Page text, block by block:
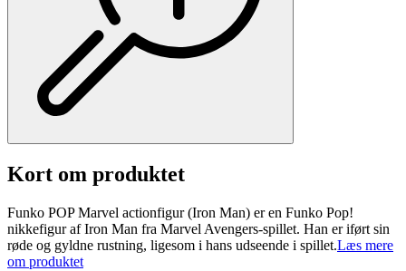
Kort om produktet
Funko POP Marvel actionfigur (Iron Man) er en Funko Pop!
nikkefigur af Iron Man fra Marvel Avengers-spillet. Han er iført sin
røde og gyldne rustning, ligesom i hans udseende i spillet.Læs mere
om produktet